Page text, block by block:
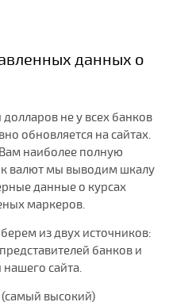
данных о
не у всех банков
обновляется на сайтах.
наиболее полную
валют мы выводим шкалу
данные о курсах
маркеров.
из двух источников:
банков и
нашего сайта.
высокий)